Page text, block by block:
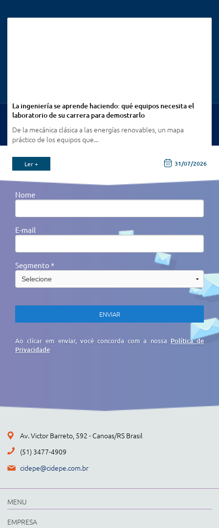
La ingeniería se aprende haciendo: qué equipos necesita el
laboratorio de su carrera para demostrarlo
De la mecánica clásica a las energías renovables, un mapa
práctico de los equipos que...
Ler + 31/07/2026
Nome
E-mail
Segmento *
Ao clicar em enviar, você concorda com a nossa Política de
Privacidade
Av. Victor Barreto, 592 - Canoas/RS Brasil
(51) 3477-4909
cidepe@cidepe.com.br
MENU
EMPRESA